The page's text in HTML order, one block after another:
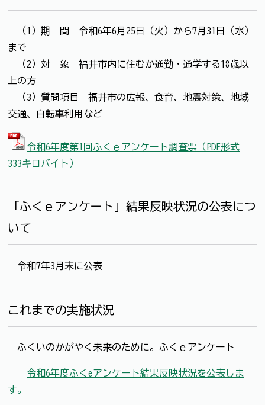
（1）期 間 令和6年6月25日（火）から7月31日（水）
まで
（2）対 象 福井市内に住むか通勤・通学する18歳以
上の方
（3）質問項目 福井市の広報、食育、地震対策、地域
交通、自転車利用など
令和6年度第1回ふくｅアンケート調査票（PDF形式
333キロバイト）
「ふくｅアンケート」結果反映状況の公表につ
いて
令和7年3月末に公表
これまでの実施状況
ふくいのかがやく未来のために。ふくｅアンケート
令和6年度ふくeアンケート結果反映状況を公表しま
す。